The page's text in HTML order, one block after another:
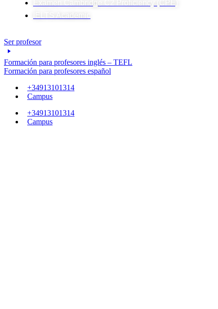
Examen Cambridge C2 Proficiency (CPE)
IELTS Academic
Ser profesor
Formación para profesores inglés – TEFL
Formación para profesores español
+34913101314
Campus
+34913101314
Campus